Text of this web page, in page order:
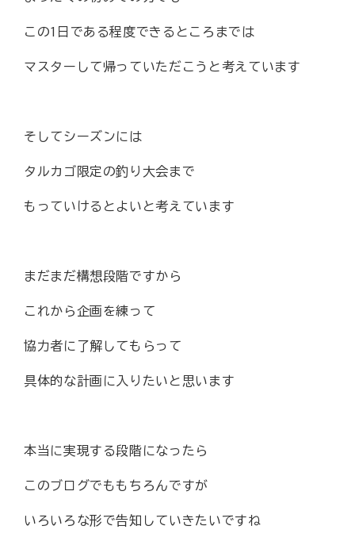
この1日である程度できるところまでは
マスターして帰っていただこうと考えています
そしてシーズンには
タルカゴ限定の釣り大会まで
もっていけるとよいと考えています
まだまだ構想段階ですから
これから企画を練って
協力者に了解してもらって
具体的な計画に入りたいと思います
本当に実現する段階になったら
このブログでももちろんですが
いろいろな形で告知していきたいですね